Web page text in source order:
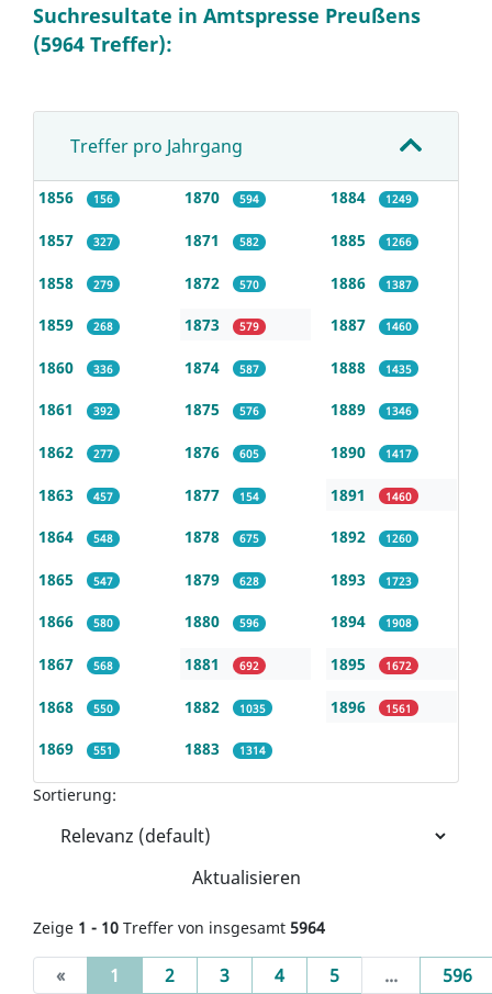
Suchresultate in Amtspresse Preußens
(5964 Treffer):
Treffer pro Jahrgang
1856 156
1857 327
1858 279
1859 268
1860 336
1861 392
1862 277
1863 457
1864 548
1865 547
1866 580
1867 568
1868 550
1869 551
1870 594
1871 582
1872 570
1873 579
1874 587
1875 576
1876 605
1877 154
1878 675
1879 628
1880 596
1881 692
1882 1035
1883 1314
1884 1249
1885 1266
1886 1387
1887 1460
1888 1435
1889 1346
1890 1417
1891 1460
1892 1260
1893 1723
1894 1908
1895 1672
1896 1561
Sortierung:
Aktualisieren
Zeige 1 - 10 Treffer von insgesamt 5964
« 1 (current)
2 3 4 5 ... 596